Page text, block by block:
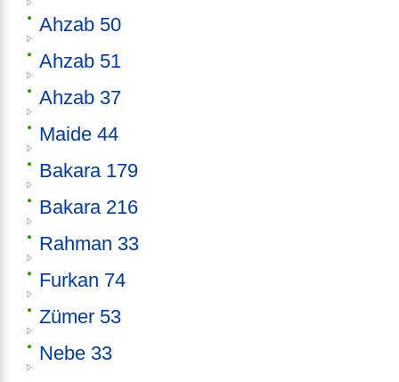
Ahzab 50
Ahzab 51
Ahzab 37
Maide 44
Bakara 179
Bakara 216
Rahman 33
Furkan 74
Zümer 53
Nebe 33